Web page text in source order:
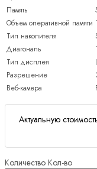
Память
Объем оперативной памяти
Тип накопителя
Диагональ
Тип дисплея
Разрешение
Веб-камера
Актуальную
Количество Кол-во